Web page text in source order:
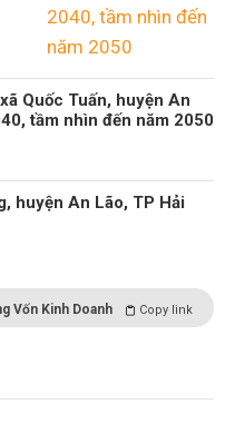
Quốc Tuấn, huyện An
tầm nhìn đến năm 2050
huyện An Lão, TP Hải
Vốn Kinh Doanh Copy link